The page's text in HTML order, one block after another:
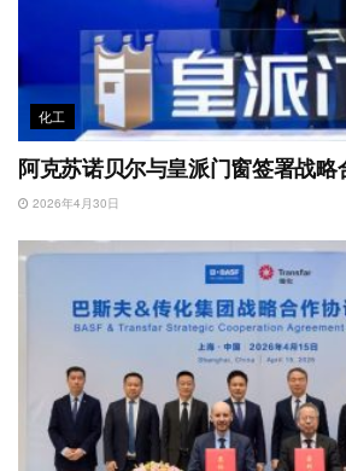
化工
阿克苏诺贝尔与皇派门窗签署战略
2026年4月30日